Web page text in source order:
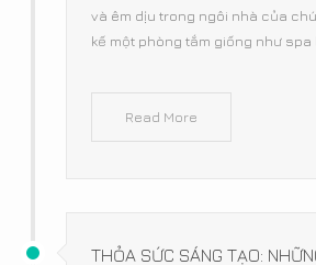
và êm dịu trong ngôi nhà của
kế một phòng tắm giống như spa
Read More
THỎA SỨC SÁNG TẠO: